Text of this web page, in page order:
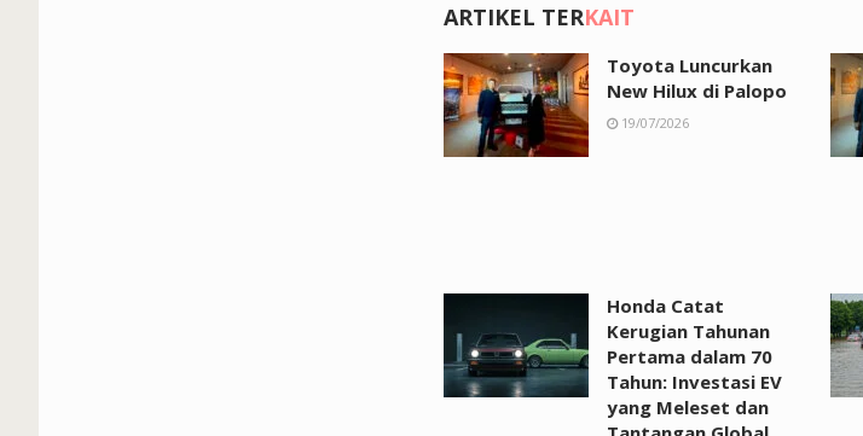
ARTIKEL TERKAIT
Toyota Luncurkan
New Hilux di Palopo
19/07/2026
Honda Catat
Kerugian Tahunan
Pertama dalam 70
Tahun: Investasi EV
yang Meleset dan